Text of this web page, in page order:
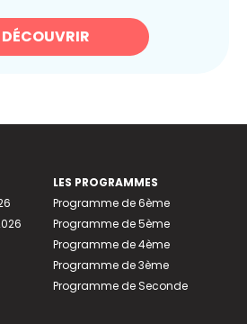
DÉCOUVRIR
LES PROGRAMMES
Programme de 6ème
Programme de 5ème
Programme de 4ème
Programme de 3ème
Programme de Seconde